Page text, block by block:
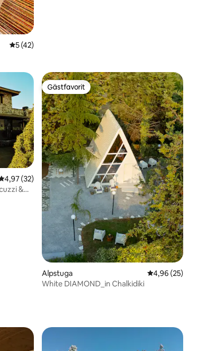
5 av 5 i genomsnittligt betyg, 42 omdömen
5 (42)
av 5 i genomsnittligt betyg, 32 omdömen
4,97 (32)
&
Gästfavorit
Gästfavorit
Alpstuga 4,96 av 5 i
4,96 (25)
White DIAMOND_in Chalkidiki